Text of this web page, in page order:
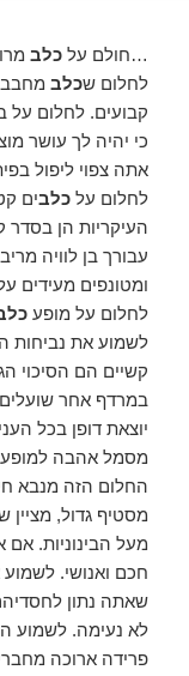
…חולם עלכלב
לחלום שכלב מחבב
קבועים. לחלום על
כי יהיה לך עושר
אתה צפוי ליפול
לחלום עלכלבים
העיקריות הן
עבורך בן לוויה
ומטונפים מעידים
לחלום על מופע
לשמוע את נביחות
קשיים הם הסיכוי
במרדף אחר שועלים
יוצאת דופן בכל
מסמל אהבה למופע,
החלום הזה מנבא
מסטיף גדול,
מעל הבינוניות.
חכם ואנושי.
שאתה נתון
לא נעימה. לשמוע
פרידה ארוכה